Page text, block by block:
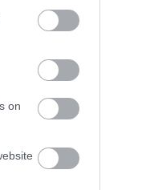
on
összefogásban.
Kecskeméten is
erősít a Gál Ferenc
Kiemelt fontosságú
jövőbe mutató
folyamatos szakmai